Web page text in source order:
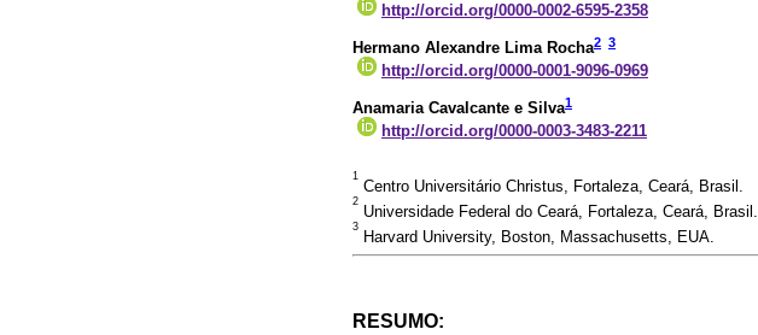
http://orcid.org/0000-0002-6595-2358
Hermano Alexandre Lima Rocha2 3
http://orcid.org/0000-0001-9096-0969
Anamaria Cavalcante e Silva1
http://orcid.org/0000-0003-3483-2211
1
Centro Universitário Christus, Fortaleza, Ceará, Brasil.
2
Universidade Federal do Ceará, Fortaleza, Ceará, Brasil.
3
Harvard University, Boston, Massachusetts, EUA.
RESUMO: